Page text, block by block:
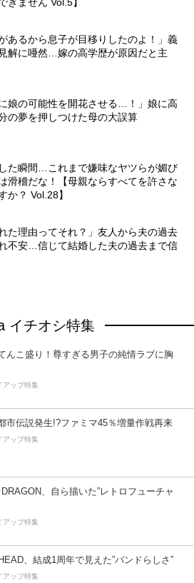
あるから息子が目移りしたのよ！」義
解に唖然…嫁の高学歴が原因だと主
に娘の可能性を開花させる…！」娘に高
の夢を押しつけた母の大誤算
た瞬間…これまで嫌味なヤツらが媚び
滑稽だな！【母親ならすべてを許さな
か？ Vol.28】
た理由ってそれ？」友人から夫の過去
不安…信じて結婚した夫の過去まで信
イチオシ特集
んこ盛り！尊すぎる男子の純情ラブに胸
アップ特集
市伝説発生!?ファミマ45％増量作戦再来
アップ特集
、自ら描いた”レトロフューチャ
アップ特集
、結成1周年で見えた”バンドらしさ”
アップ特集